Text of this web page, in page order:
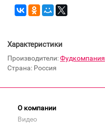
Характеристики
Производители:Фудкомпания
Страна: Россия
О компании
Видео